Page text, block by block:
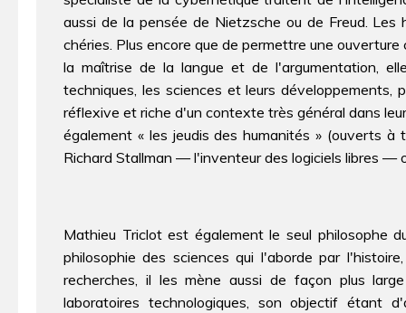
aussi de la pensée de Nietzsche ou de Freud.
chéries. Plus encore que de permettre une
la maîtrise de la langue et de l'argumentation,
techniques, les sciences et leurs développements,
réflexive et riche d'un contexte très général dans
également « les jeudis des humanités » (ouverts à
Richard Stallman — l'inventeur des logiciels libres —
Mathieu Triclot est également le seul philosophe
philosophie des sciences qui l'aborde par
recherches, il les mène aussi de façon plus
laboratoires technologiques, son objectif étant